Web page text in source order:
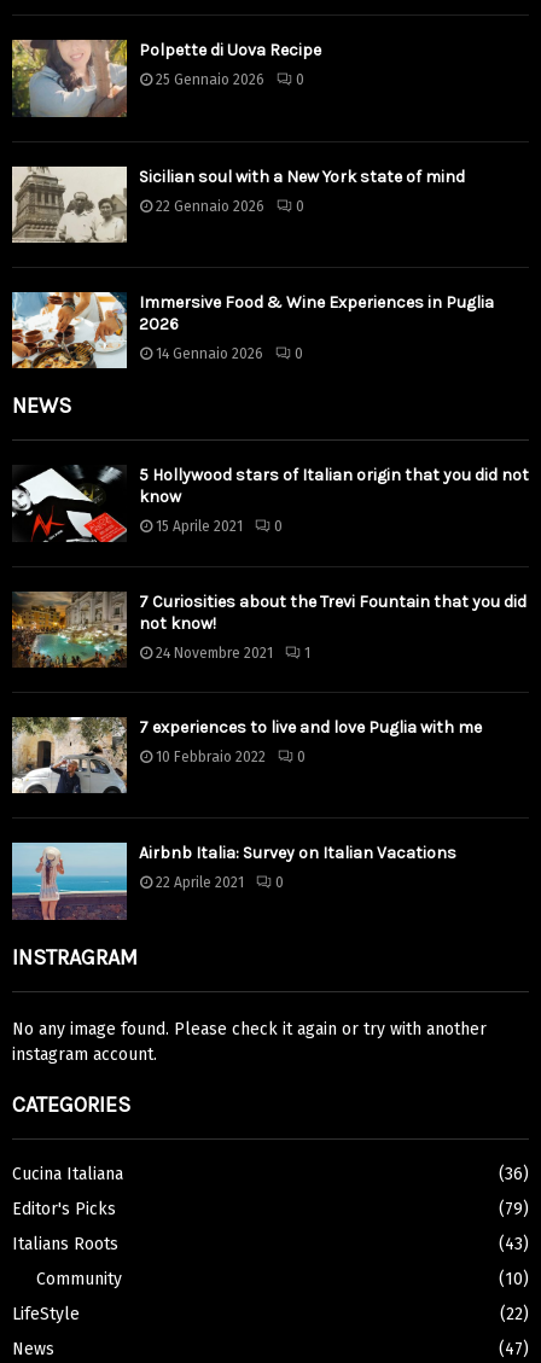
Polpette di Uova Recipe
25 Gennaio 2026 0
Sicilian soul with a New York state of mind
22 Gennaio 2026 0
Immersive Food & Wine Experiences in Puglia
2026
14 Gennaio 2026 0
NEWS
5 Hollywood stars of Italian origin that you did not
know
15 Aprile 2021 0
7 Curiosities about the Trevi Fountain that you did
not know!
24 Novembre 2021 1
7 experiences to live and love Puglia with me
10 Febbraio 2022 0
Airbnb Italia: Survey on Italian Vacations
22 Aprile 2021 0
INSTRAGRAM
No any image found. Please check it again or try with another
instagram account.
CATEGORIES
Cucina Italiana
(36)
Editor's Picks
(79)
Italians Roots
(43)
Community
(10)
LifeStyle
(22)
News
(47)